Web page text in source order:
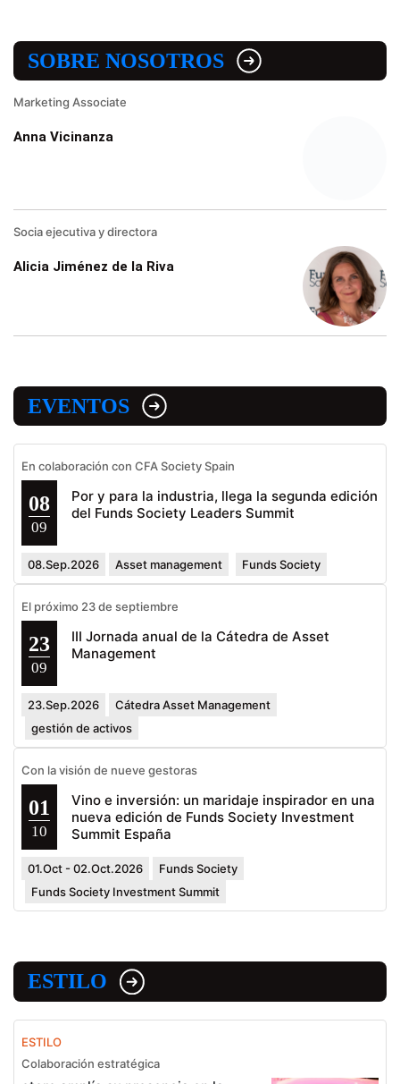
SOBRE NOSOTROS
Marketing Associate
Anna Vicinanza
Socia ejecutiva y directora
Alicia Jiménez de la Riva
EVENTOS
En colaboración con CFA Society Spain
08
09
Por y para la industria, llega la segunda edición
del Funds Society Leaders Summit
08.Sep.2026 Asset management Funds Society
El próximo 23 de septiembre
23
09
III Jornada anual de la Cátedra de Asset
Management
23.Sep.2026
Cátedra Asset Management
gestión de activos
Con la visión de nueve gestoras
01
10
Vino e inversión: un maridaje inspirador en una
nueva edición de Funds Society Investment
Summit España
01.Oct - 02.Oct.2026
Funds Society
Funds Society Investment Summit
ESTILO
ESTILO
Colaboración estratégica